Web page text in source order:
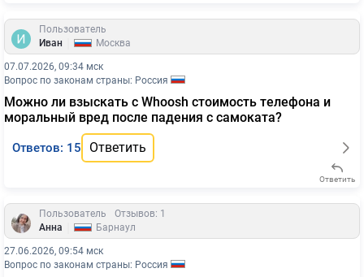
Пользователь
Иван
Москва
07.07.2026, 09:34 мск
Вопрос по законам страны: Россия
Можно ли взыскать с Whoosh стоимость телефона и
моральный вред после падения с самоката?
Ответов: 15 Ответить
Ответить
Пользователь
Отзывов: 1
Анна
Барнаул
27.06.2026, 09:54 мск
Вопрос по законам страны: Россия